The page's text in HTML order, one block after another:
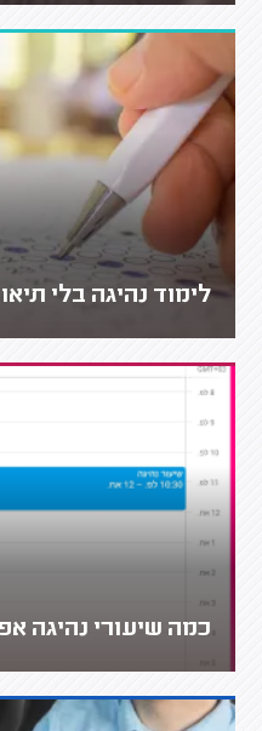
לימוד נהיגה בלי
כמה שיעורי נהיגה